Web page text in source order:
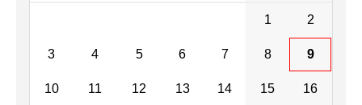
1 2
3 4 5 6 7 8 9
10 11 12 13 14 15 16